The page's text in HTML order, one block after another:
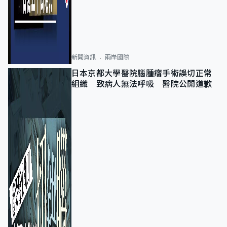
新聞資訊 兩岸國際
日本京都大學醫院腦腫瘤手術誤切正常
組織 致病人無法呼吸 醫院公開道歉